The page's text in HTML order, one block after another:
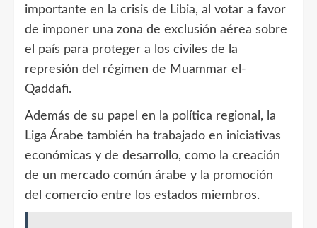
importante en la crisis de Libia, al votar a favor
de imponer una zona de exclusión aérea sobre
el país para proteger a los civiles de la
represión del régimen de Muammar el-
Qaddafi.
Además de su papel en la política regional, la
Liga Árabe también ha trabajado en iniciativas
económicas y de desarrollo, como la creación
de un mercado común árabe y la promoción
del comercio entre los estados miembros.